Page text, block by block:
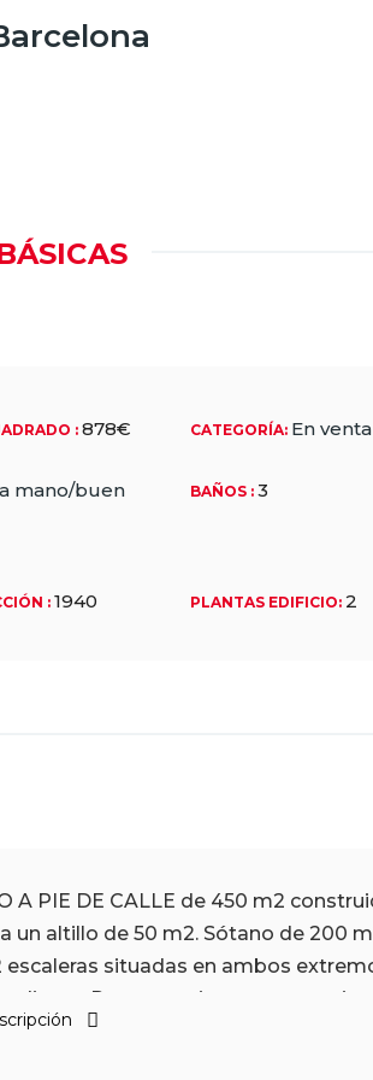
: 878€ CATEGORÍA: En venta
mano/buen BAÑOS : 3
: 1940 PLANTAS EDIFICIO: 2
A PIE DE CALLE de 450 m2
un altillo de 50 m2. Sótano de 200
escaleras situadas en ambos
Puertas y vigas maestras
de electricidad y agua dados